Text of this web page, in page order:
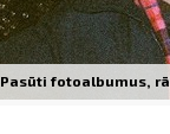
Pasūti fotoalbumus,